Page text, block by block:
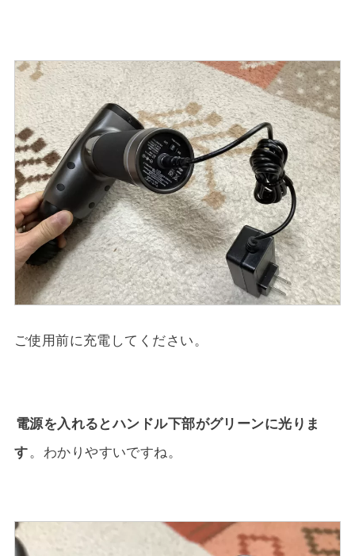
ご使用前に充電してください。
電源を入れるとハンドル下部がグリーンに光りま
す。わかりやすいですね。